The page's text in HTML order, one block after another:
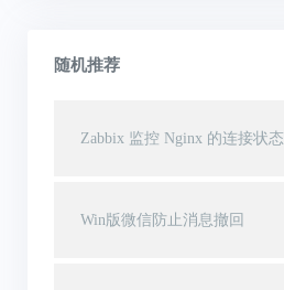
随机推荐
Zabbix 监控 Nginx 的连接状态
Win版微信防止消息撤回